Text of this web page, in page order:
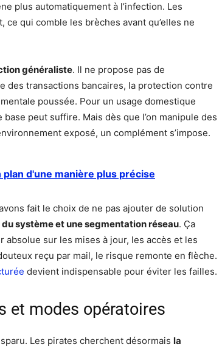
plus automatiquement à l’infection. Les
qui comble les brèches avant qu’elles ne
généraliste. Il ne propose pas de
des transactions bancaires, la protection contre
poussée. Pour un usage domestique
peut suffire. Mais dès que l’on manipule des
exposé, un complément s’impose.
d'une manière plus précise
fait le choix de ne pas ajouter de solution
système et une segmentation réseau. Ça
absolue sur les mises à jour, les accès et les
reçu par mail, le risque remonte en flèche.
devient indispensable pour éviter les failles.
et modes opératoires
Les pirates cherchent désormais la